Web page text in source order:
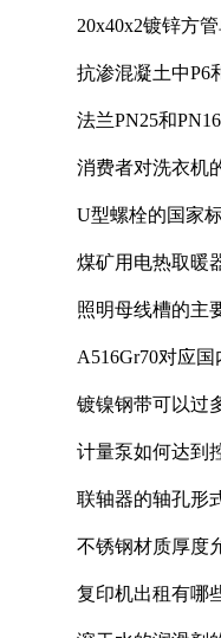
20x40x2镀锌方
抗渗混凝土中P6
法兰PN25和
消费者对洗衣机
U型螺栓的国家
煤矿用电热取暖
照明母线槽的主
A516Gr70对应
镀镍钢带可以过
计量泵如何达到
联轴器的轴孔形
不锈钢材质厚度
复印机出租有哪